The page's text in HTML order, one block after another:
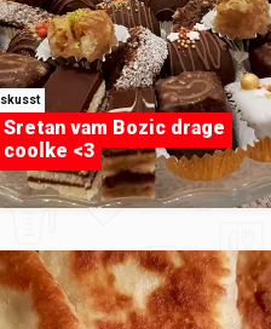
skusst
Sretan vam Bozic drage
coolke <3